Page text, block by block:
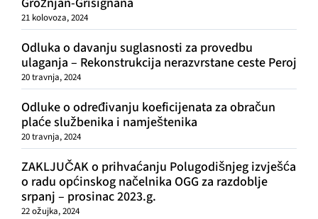
21 kolovoza, 2024
Odluka o davanju suglasnosti za provedbu
ulaganja – Rekonstrukcija nerazvrstane ceste Peroj
20 travnja, 2024
Odluke o određivanju koeficijenata za obračun
plaće službenika i namještenika
20 travnja, 2024
ZAKLJUČAK o prihvaćanju Polugodišnjeg izvješća
o radu općinskog načelnika OGG za razdoblje
srpanj – prosinac 2023.g.
22 ožujka, 2024